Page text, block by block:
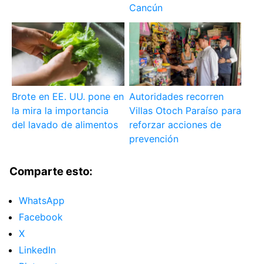
Cancún
Brote en EE. UU. pone en
la mira la importancia
del lavado de alimentos
Autoridades recorren
Villas Otoch Paraíso para
reforzar acciones de
prevención
Comparte esto:
WhatsApp
Facebook
X
LinkedIn